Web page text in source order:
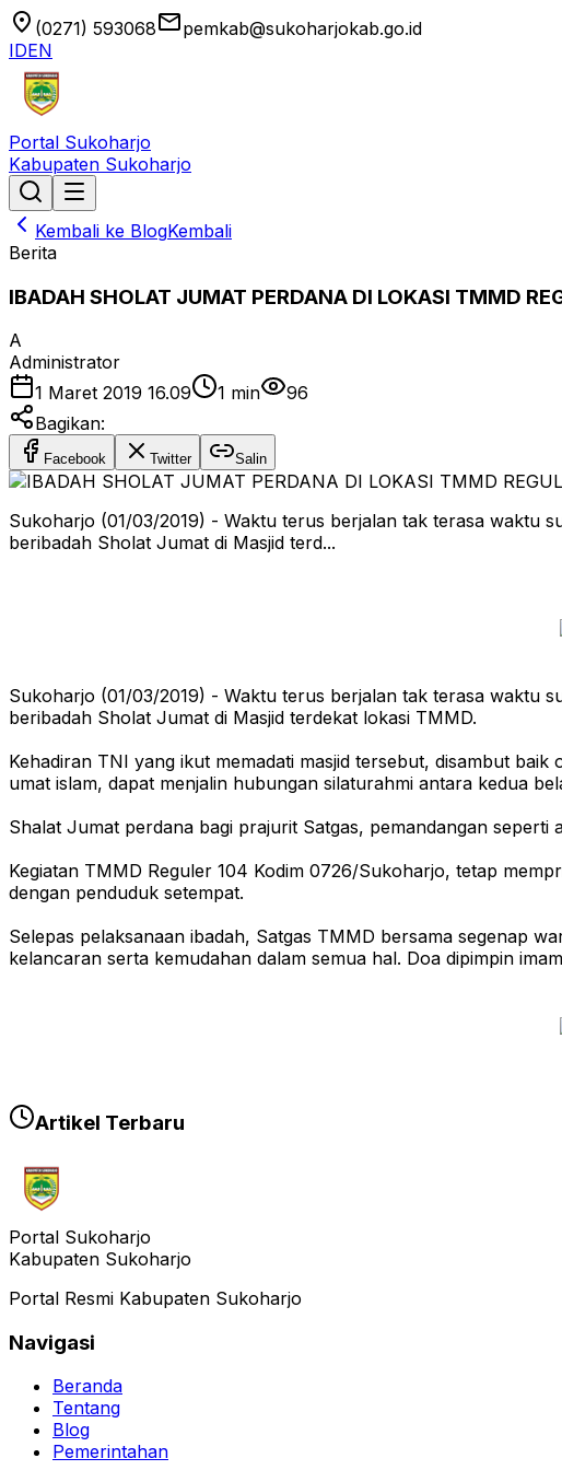
location_on (0271) 593068emailpemkab@sukoharjokab.go.id
IDEN
Portal Sukoharjo
Kabupaten Sukoharjo
Kembali ke BlogKembali
Berita
IBADAH SHOLAT JUMAT PERDANA DI LOKASI TMMD
A
Administrator
1 Maret 2019 16.09
1 min
96
Bagikan:
Facebook Twitter Salin
Sukoharjo (01/03/2019) - Waktu terus berjalan tak terasa waktu
beribadah Sholat Jumat di Masjid terd...
Sukoharjo (01/03/2019) - Waktu terus berjalan tak terasa waktu
beribadah Sholat Jumat di Masjid terdekat lokasi TMMD.
Kehadiran TNI yang ikut memadati masjid tersebut, disambut
umat islam, dapat menjalin hubungan silaturahmi antara kedua
Shalat Jumat perdana bagi prajurit Satgas, pemandangan
Kegiatan TMMD Reguler 104 Kodim 0726/Sukoharjo, tetap
dengan penduduk setempat.
Selepas pelaksanaan ibadah, Satgas TMMD bersama segenap
kelancaran serta kemudahan dalam semua hal. Doa dipimpin
Artikel Terbaru
Portal Sukoharjo
Kabupaten Sukoharjo
Portal Resmi Kabupaten Sukoharjo
Navigasi
Beranda
Tentang
Blog
Pemerintahan